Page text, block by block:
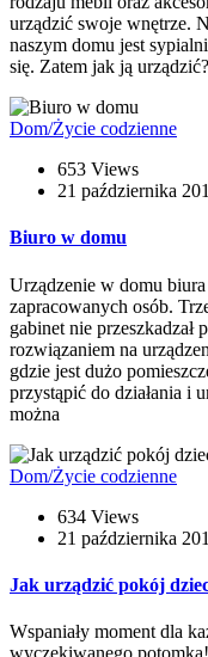
urządzić swoje wnętrze.
naszym domu jest
się. Zatem jak ją
Dom/Życie codzienne
653 Views
21 października
Biuro w domu
Urządzenie w domu
zapracowanych osób.
gabinet nie
rozwiązaniem na
gdzie jest dużo
przystąpić do działania i
można
Dom/Życie codzienne
634 Views
21 października
Jak urządzić pokój
Wspaniały moment dla
wyczekiwanego